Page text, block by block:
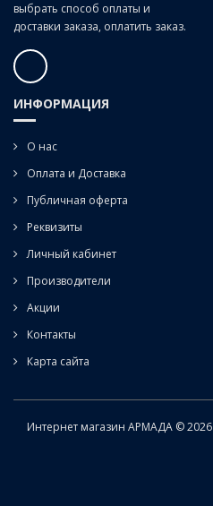
выбрать способ оплаты и
доставки заказа, оплатить заказ.
ИНФОРМАЦИЯ
О нас
Оплата и Доставка
Публичная оферта
Реквизиты
Личный кабинет
Производители
Акции
Контакты
Карта сайта
Интернет магазин АРМАДА © 2026